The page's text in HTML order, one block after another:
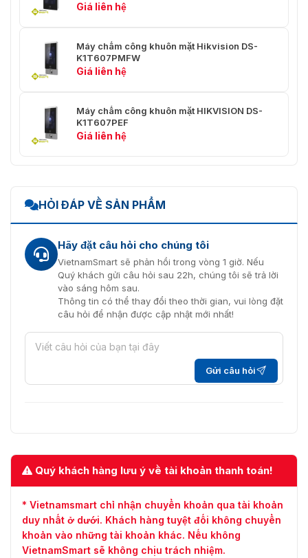
Giá liên hệ
Máy chấm công khuôn mặt Hikvision DS-
K1T607PMFW
Giá liên hệ
Máy chấm công khuôn mặt HIKVISION DS-
K1T607PEF
Giá liên hệ
HỎI ĐÁP VỀ SẢN PHẨM
Hãy đặt câu hỏi cho chúng tôi
VietnamSmart sẽ phản hồi trong vòng 1 giờ. Nếu
Quý khách gửi câu hỏi sau 22h, chúng tôi sẽ trả lời
vào sáng hôm sau.
Thông tin có thể thay đổi theo thời gian, vui lòng đặt
câu hỏi để nhận được cập nhật mới nhất!
Gửi câu hỏi
Quý khách hàng lưu ý về tài khoản thanh toán!
* Vietnamsmart chỉ nhận chuyển khoản qua tài khoản
duy nhất ở dưới. Khách hàng tuyệt đối không chuyển
khoản vào những tài khoản khác. Nếu không
VietnamSmart sẽ không chịu trách nhiệm.